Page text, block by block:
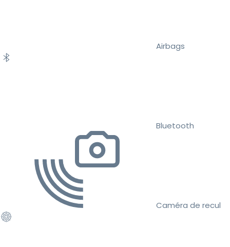
Airbags
Bluetooth
Caméra de recul